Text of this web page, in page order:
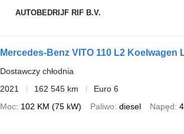
AUTOBEDRIJF RIF B.V.
Mercedes-Benz VITO 110 L2 Koelwagen
Dostawczy chłodnia
2021
162 545 km
Euro 6
Moc 102 KM (75 kW) Paliwo diesel Napęd